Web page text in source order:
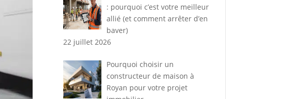
: pourquoi c’est votre meilleur
allié (et comment arrêter d’en
baver)
22 juillet 2026
Pourquoi choisir un
constructeur de maison à
Royan pour votre projet